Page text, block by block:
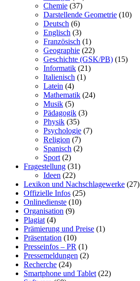
Chemie (37)
Darstellende Geometrie (10)
Deutsch (6)
Englisch (3)
Französisch (1)
Geographie (22)
Geschichte (GSK/PB) (15)
Informatik (21)
Italienisch (1)
Latein (4)
Mathematik (24)
Musik (5)
Pädagogik (3)
Physik (35)
Psychologie (7)
Religion (7)
Spanisch (2)
Sport (2)
Fragestellung (31)
Ideen (22)
Lexikon und Nachschlagewerke (27)
Offizielle Infos (25)
Onlinedienste (10)
Organisation (9)
Plagiat (4)
Prämierung und Preise (1)
Präsentation (10)
Presseinfos – PR (1)
Pressemeldungen (2)
Recherche (24)
Smartphone und Tablet (22)